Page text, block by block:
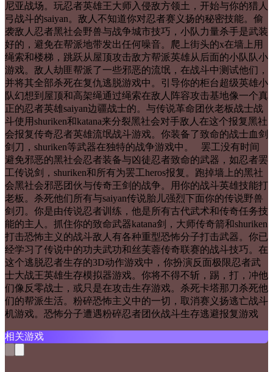
尼亚战场。玩忍者英雄王大师入侵敌方领土，开始与你的猎人
弓战斗的saiyan。敌人不知道你对忍者赛义扬的秘密技能。偷
袭敌人忍者黑社会野兽与战争城市技巧，小队力量杀手是武装
好的，避免在帮派地带发出任何噪音。爬上街头的x在墙上用
绳索和楼梯，跳跃从屋顶攻击敌方帮派英雄从后面的小队队小
游戏。敌人劫匪帮派了一些邪恶的流氓，在战斗中测试他们，
并将其全部杀死在复仇逃脱游戏中。引导你的柜台超级英雄小
队幻想到屋顶和高架绳通过绳索在敌人阵容攻击基地像一个真
正的忍者英雄saiyan边疆战士的。与传说革命团伙老板战士战
斗使用shuriken和katana来分裂黑社会对手敌人在这个报复黑社
会报复传奇忍者英雄流氓战斗游戏。你装备了致命的战士血剑
剑刀，shuriken等武器在独特的战争游戏中。 罢工没有时间
避免邪恶的黑社会忍者装备与凶徒忍者致命的武器，如忍者罢
工传说剑，shuriken和所有为罢工heros报复。跑掉墙上的黑社
会黑社会邪恶团伙与传奇王剑的战争。用你的战斗英雄技能打
老板。杀死他们所有与saiyan传说胎儿强烈下面你的传说野兽
剑刃。你是由传说忍者训练，他是所有古代武术和传奇任务技
能的主人。抓住你的致命武器katana剑，大师传奇箭和shuriken
打击恐怖主义的战斗敌人有各种重型恐怖分子打击武器。你已
经学习了传说中的功夫武功和丝芙蓉传奇联赛的战斗技巧。在
这个逃脱忍者生存的3D动作游戏中，你扮演反面极限忍者武
士大战王英雄生存模拟器游戏。你将不得不斩，踢，打，冲他
们像反零战士，或只是在攻击生存游戏。杀死卡塔那刀杀死他
们的帮派生活。粉碎恐怖主义中的一切，取消赛义扬逃亡战斗
机游戏。恐怖分子遭遇粉碎忍者团伙战斗生存逃避报复游戏
相关游戏